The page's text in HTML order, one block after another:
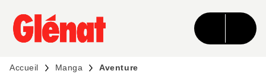
MENU RECHERCHE CONTENU
PIED DE PAGE
Accueil Manga Aventure